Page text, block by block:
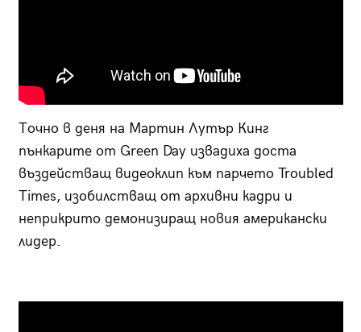
Точно в деня на Мартин Лутър Кинг
пънкарите от Green Day извадиха доста
въздействащ видеоклип към парчето Troubled
Тimes, изобилстващ от архивни кадри и
неприкрито демонизиращ новия американски
лидер.